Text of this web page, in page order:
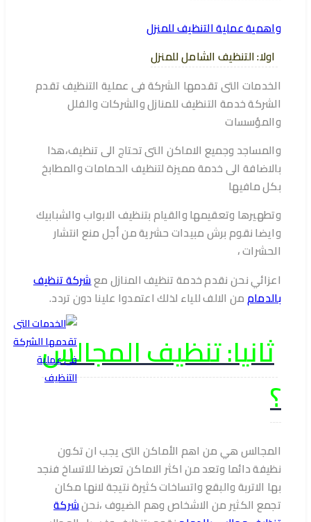
واهمية عملية التنظيف للمنزل
اولا: التنظيف الشامل للمنزل
الخدمات التى تقدمها الشركة فى عملية التنظيف تقدم
الشركة خدمة التنظيف للمنازل والشركات والفلل
والمؤسسات
والمساجد وجميع الاماكن التى تحتاج الى تنظيف،هذا
بالاضافة الى خدمة مميزة لتنظيف الحمامات والمطابخ
بكل مافيها
وتطهيرها وتعقيمها والقيام بتنظيف الابواب والشبابيك
وايضا نقوم برش مبيدات حشرية من أجل منع انتشار
الحشرات ،
اعزائي نحن نقدم خدمة تنظيف المنازل معشركة تنظيف
بالدماممن الالف للياء لذلك اعتمدوا علينا دون تردد.
ثانيا: تنظيف المجالس
؟
المجالس هي من اهم الأماكن التى يجب ان تكون
نظيفة دائما وتعد من اكثر الاماكن تعرضا للاتساخ فنجد
بها الاتربة والبقع واتساخات كثيرة نتيجة لانها مكان
تجمع الكثير من الاشخاص وهم الضيوف ،نحنشركة